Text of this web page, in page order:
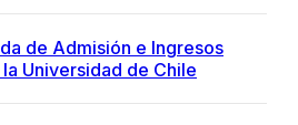
de Admisión e Ingresos
Universidad de Chile